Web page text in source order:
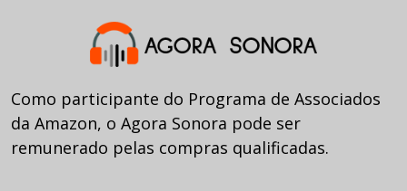
Como participante do Programa de Associados
da Amazon, o Agora Sonora pode ser
remunerado pelas compras qualificadas.